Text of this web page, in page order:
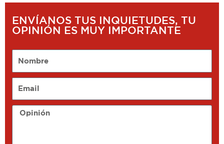
ENVÍANOS TUS INQUIETUDES, TU
OPINIÓN ES MUY IMPORTANTE
Opinión